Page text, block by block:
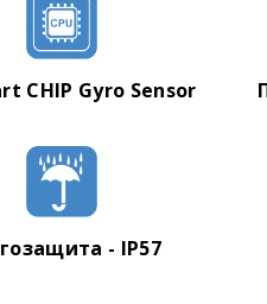
CHIP Gyro Sensor
- IP57